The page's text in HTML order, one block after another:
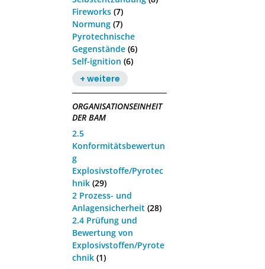
Fireworks (7)
Normung (7)
Pyrotechnische
Gegenstände (6)
Self-ignition (6)
+ weitere
ORGANISATIONSEINHEIT
DER BAM
2.5
Konformitätsbewertun
g
Explosivstoffe/Pyrotec
hnik (29)
2 Prozess- und
Anlagensicherheit (28)
2.4 Prüfung und
Bewertung von
Explosivstoffen/Pyrote
chnik (1)